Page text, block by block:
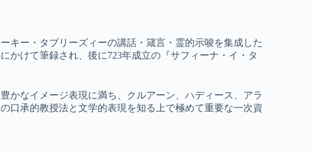
キー・タブリーズィーの講話・箴言・霊的示唆を集成した
かけて筆録され、後に723年成立の『サフィーナ・イ・タ
かなイメージ表現に満ち、クルアーン、ハディース、アラ
口承的教授法と文学的表現を知る上で極めて重要な一次資